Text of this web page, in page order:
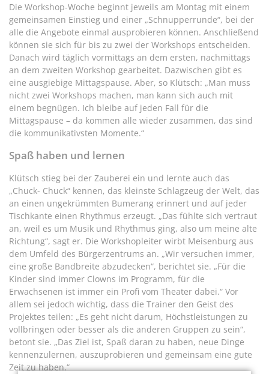
Die Workshop-Woche beginnt jeweils am Montag mit einem
gemeinsamen Einstieg und einer „Schnupperrunde“, bei der
alle die Angebote einmal ausprobieren können. Anschließend
können sie sich für bis zu zwei der Workshops entscheiden.
Danach wird täglich vormittags an dem ersten, nachmittags
an dem zweiten Workshop gearbeitet. Dazwischen gibt es
eine ausgiebige Mittagspause. Aber, so Klütsch: „Man muss
nicht zwei Workshops machen, man kann sich auch mit
einem begnügen. Ich bleibe auf jeden Fall für die
Mittagspause – da kommen alle wieder zusammen, das sind
die kommunikativsten Momente.“
Spaß haben und lernen
Klütsch stieg bei der Zauberei ein und lernte auch das
„Chuck- Chuck“ kennen, das kleinste Schlagzeug der Welt, das
an einen ungekrümmten Bumerang erinnert und auf jeder
Tischkante einen Rhythmus erzeugt. „Das fühlte sich vertraut
an, weil es um Musik und Rhythmus ging, also um meine alte
Richtung“, sagt er. Die Workshopleiter wirbt Meisenburg aus
dem Umfeld des Bürgerzentrums an. „Wir versuchen immer,
eine große Bandbreite abzudecken“, berichtet sie. „Für die
Kinder sind immer Clowns im Programm, für die
Erwachsenen ist immer ein Profi vom Theater dabei.“ Vor
allem sei jedoch wichtig, dass die Trainer den Geist des
Projektes teilen: „Es geht nicht darum, Höchstleistungen zu
vollbringen oder besser als die anderen Gruppen zu sein“,
betont sie. „Das Ziel ist, Spaß daran zu haben, neue Dinge
kennenzulernen, auszuprobieren und gemeinsam eine gute
Zeit zu haben.“